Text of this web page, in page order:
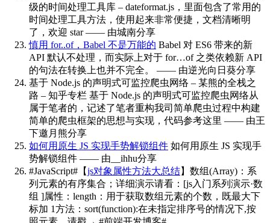
级的时间处理工具库 – dateformat.js，里面包含了常用的
时间处理工具方法，使用起来非常便捷，文档清晰明
了，欢迎 star —— 由城南分享
慎用 for..of，Babel 不是万能的 Babel 对 ES6 带来的新
API 默认不处理，而实际上对于 for…of 之类依赖新 API
的句法在转换上也并不完全。 —— 由逆光向日葵分享
基于 Node.js 的声明式可监控爬虫网络 – 某熊的全栈之
路 – 知乎专栏 基于 Node.js 的声明式可监控爬虫网络从
属于笔者的，记述了笔者重构我司简单爬虫过程中构建
简单的爬虫框架的思想与实现，代码参考这里 —— 由王
下邀月熊分享
如何用原生 JS 实现手势解锁组件 如何用原生 JS 实现手
势解锁组件 —— 由__ihhu分享
#JavaScript#【js对象属性方法大总结】数组(Array)：系
列元素的有序集合；详细演示请看：[js入门系列演示·数
组 ]属性：length：用于获取数组元素的个数，既最大下
标加 1方法：sort(function):在未指定排序号的情况下,按